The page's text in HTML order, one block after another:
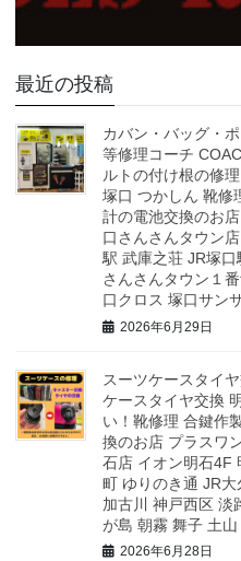
最近の投稿
カバン・バッグ・
等修理コーチ
ルトの付け根の修
塚口 つかしん 靴修
計の電池交換のお
口さんさんタウン
駅 武庫之荘 JR塚
さんさんタウン１
口クロス 塚口サン
2026年6月29日
スーツケースタイ
ケースタイヤ交換
い！靴修理 合鍵作
換のお店 プラスワ
石店 イオン明石4F
町 ゆりのき通 JR
加古川 神戸西区 淡
が島 朝霧 舞子 土山
2026年6月28日